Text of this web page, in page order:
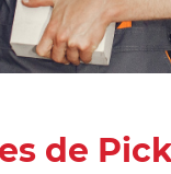
de